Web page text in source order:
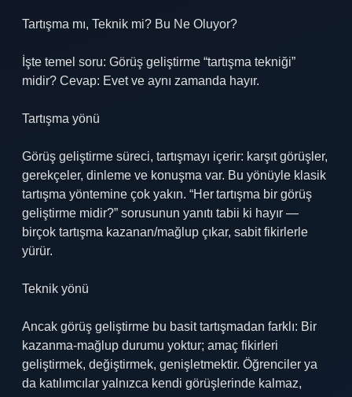
Tartışma mı, Teknik mi? Bu Ne Oluyor?
İşte temel soru: Görüş geliştirme “tartışma tekniği”
midir? Cevap: Evet ve aynı zamanda hayır.
Tartışma yönü
Görüş geliştirme süreci, tartışmayı içerir: karşıt görüşler,
gerekçeler, dinleme ve konuşma var. Bu yönüyle klasik
tartışma yöntemine çok yakın. “Her tartışma bir görüş
geliştirme midir?” sorusunun yanıtı tabii ki hayır —
birçok tartışma kazanan/mağlup çıkar, sabit fikirlerle
yürür.
Teknik yönü
Ancak görüş geliştirme bu basit tartışmadan farklı: Bir
kazanma-mağlup durumu yoktur; amaç fikirleri
geliştirmek, değiştirmek, genişletmektir. Öğrenciler ya
da katılımcılar yalnızca kendi görüşlerinde kalmaz,